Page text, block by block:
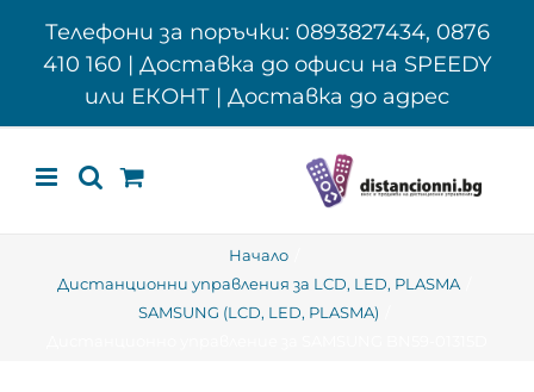
Телефони за поръчки: 0893827434, 0876
410 160 | Доставка до офиси на SPEEDY
или ЕКОНТ | Доставка до адрес
Начало
Дистанционни управления за LCD, LED, PLASMA
SAMSUNG (LCD, LED, PLASMA)